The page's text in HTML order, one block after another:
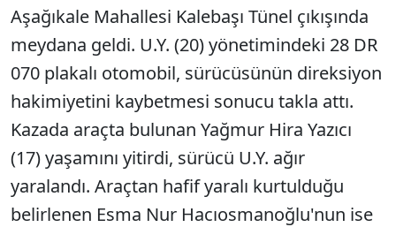
Aşağıkale Mahallesi Kalebaşı Tünel çıkışında
meydana geldi. U.Y. (20) yönetimindeki 28 DR
070 plakalı otomobil, sürücüsünün direksiyon
hakimiyetini kaybetmesi sonucu takla attı.
Kazada araçta bulunan Yağmur Hira Yazıcı
(17) yaşamını yitirdi, sürücü U.Y. ağır
yaralandı. Araçtan hafif yaralı kurtulduğu
belirlenen Esma Nur Hacıosmanoğlu'nun ise